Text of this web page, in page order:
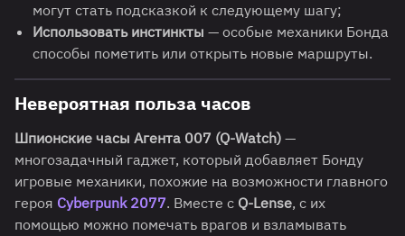
могут стать подсказкой к следующему шагу;
Использовать инстинкты — особые механики Бонда
способы пометить или открыть новые маршруты.
Невероятная польза часов
Шпионские часы Агента 007 (Q-Watch) —
многозадачный гаджет, который добавляет Бонду
игровые механики, похожие на возможности главного
героя Cyberpunk 2077. Вместе с Q-Lense, с их
помощью можно помечать врагов и взламывать